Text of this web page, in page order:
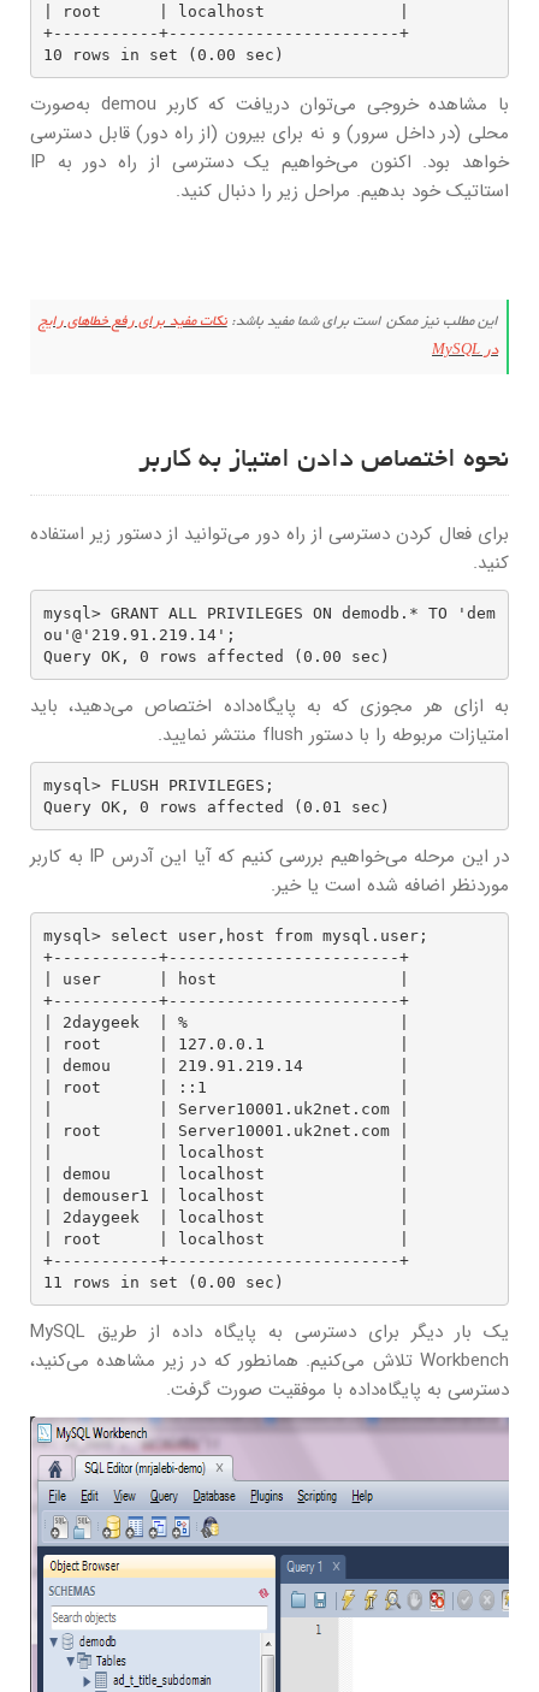
| root      | localhost              |
+-----------+------------------------+
10 rows in set (0.00 sec)
با مشاهده خروجی می‌توان دریافت که کاربر demou به‌صورت
محلی (در داخل سرور) و نه برای بیرون (از راه دور) قابل دسترسی
خواهد بود. اکنون می‌خواهیم یک دسترسی از راه دور به IP
استاتیک خود بدهیم. مراحل زیر را دنبال کنید.
این مطلب نیز ممکن است برای شما مفید باشد:نکات مفید برای رفع خطاهای رایج
در MySQL
نحوه اختصاص دادن امتیاز به کاربر
برای فعال کردن دسترسی از راه دور می‌توانید از دستور زیر استفاده
کنید.
mysql> GRANT ALL PRIVILEGES ON demodb.* TO 'dem
ou'@'219.91.219.14';
Query OK, 0 rows affected (0.00 sec)
به ازای هر مجوزی که به پایگاه‌داده اختصاص می‌دهید، باید
امتیازات مربوطه را با دستور flush منتشر نمایید.
mysql> FLUSH PRIVILEGES;
Query OK, 0 rows affected (0.01 sec)
در این مرحله می‌خواهیم بررسی کنیم که آیا این آدرس IP به کاربر
موردنظر اضافه شده است یا خیر.
mysql> select user,host from mysql.user;
+-----------+------------------------+
| user      | host                   |
+-----------+------------------------+
| 2daygeek  | %                      |
| root      | 127.0.0.1              |
| demou     | 219.91.219.14          |
| root      | ::1                    |
|           | Server10001.uk2net.com |
| root      | Server10001.uk2net.com |
|           | localhost              |
| demou     | localhost              |
| demouser1 | localhost              |
| 2daygeek  | localhost              |
| root      | localhost              |
+-----------+------------------------+
11 rows in set (0.00 sec)
یک بار دیگر برای دسترسی به پایگاه داده از طریق MySQL
Workbench تلاش می‌کنیم. همانطور که در زیر مشاهده می‌کنید،
دسترسی به پایگاه‌داده با موفقیت صورت گرفت.